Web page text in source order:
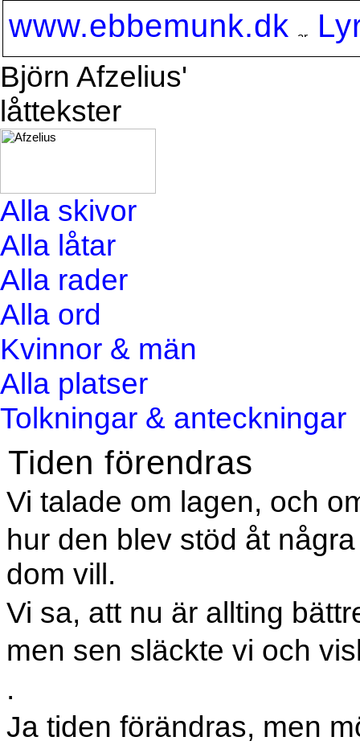
www.ebbemunk.dk
Björn Afzelius'
låttekster
Alla skivor
Alla låtar
Alla rader
Alla ord
Kvinnor & män
Alla platser
Tolkningar & anteckningar
Tiden förendras
Vi talade om lagen, och
hur den blev stöd åt
dom vill.
Vi sa, att nu är allting
men sen släckte vi och
.
Ja tiden förändras, men